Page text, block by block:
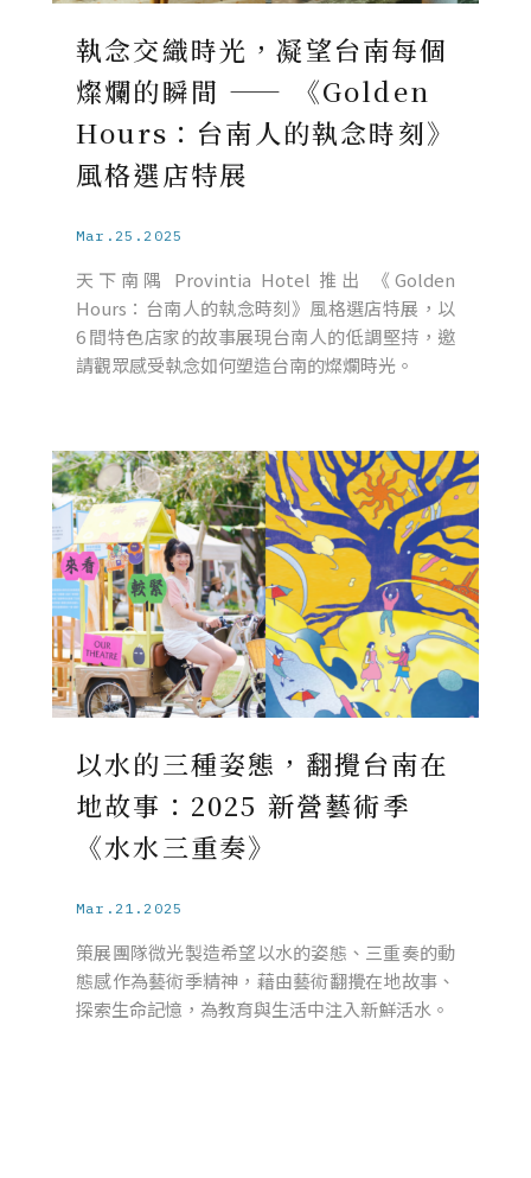
執念交織時光，凝望台南每個
燦爛的瞬間 —— 《Golden
Hours：台南人的執念時刻》
風格選店特展
Mar.25.2025
天下南隅 Provintia Hotel 推出 《Golden
Hours：台南人的執念時刻》風格選店特展，以
6 間特色店家的故事展現台南人的低調堅持，邀
請觀眾感受執念如何塑造台南的燦爛時光。
以水的三種姿態，翻攪台南在
地故事：2025 新營藝術季
《水水三重奏》
Mar.21.2025
策展團隊微光製造希望以水的姿態、三重奏的動
態感作為藝術季精神，藉由藝術翻攪在地故事、
探索生命記憶，為教育與生活中注入新鮮活水。